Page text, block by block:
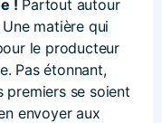
! Partout autour
matière qui
le producteur
Pas étonnant,
premiers se soient
envoyer aux